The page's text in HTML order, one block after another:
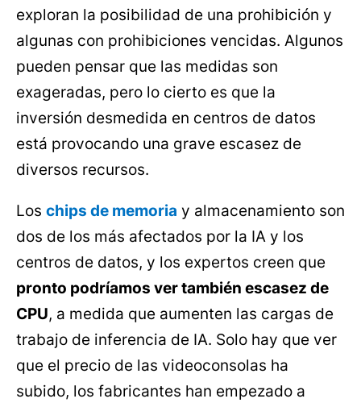
exploran la posibilidad de una prohibición y
algunas con prohibiciones vencidas. Algunos
pueden pensar que las medidas son
exageradas, pero lo cierto es que la
inversión desmedida en centros de datos
está provocando una grave escasez de
diversos recursos.
Los chips de memoria y almacenamiento son
dos de los más afectados por la IA y los
centros de datos, y los expertos creen que
pronto podríamos ver también escasez de
CPU, a medida que aumenten las cargas de
trabajo de inferencia de IA. Solo hay que ver
que el precio de las videoconsolas ha
subido, los fabricantes han empezado a